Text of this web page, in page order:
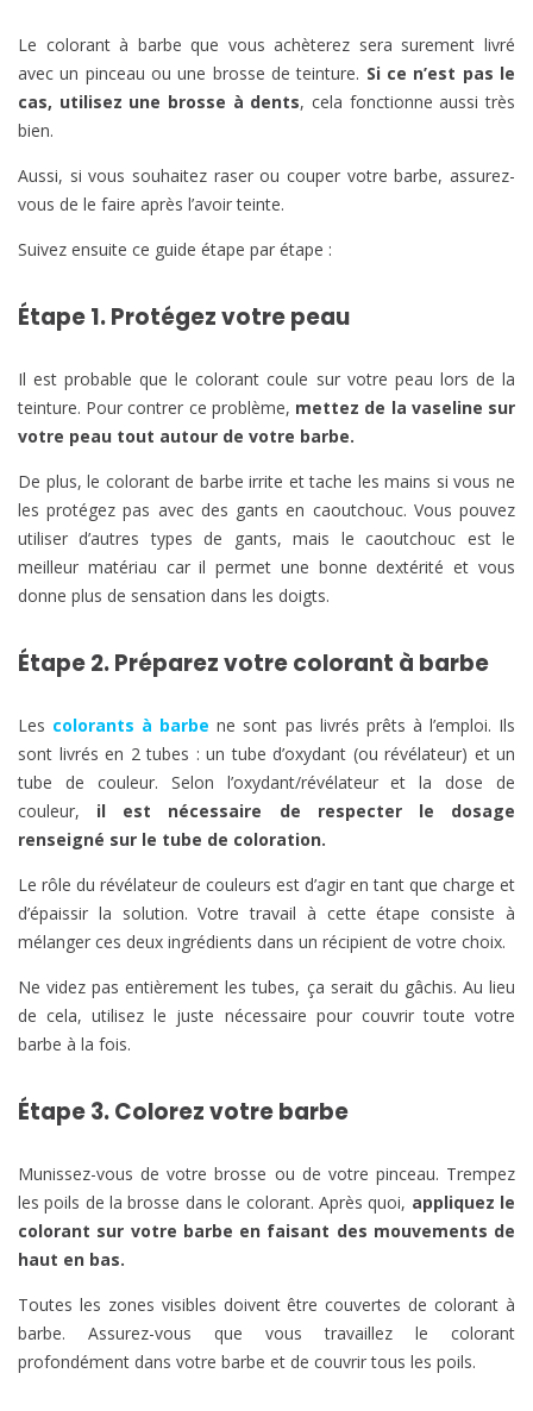
Le colorant à barbe que vous achèterez sera surement livré
avec un pinceau ou une brosse de teinture. Si ce n’est pas le
cas, utilisez une brosse à dents, cela fonctionne aussi très
bien.
Aussi, si vous souhaitez raser ou couper votre barbe, assurez-
vous de le faire après l’avoir teinte.
Suivez ensuite ce guide étape par étape :
Étape 1. Protégez votre peau
Il est probable que le colorant coule sur votre peau lors de la
teinture. Pour contrer ce problème, mettez de la vaseline sur
votre peau tout autour de votre barbe.
De plus, le colorant de barbe irrite et tache les mains si vous ne
les protégez pas avec des gants en caoutchouc. Vous pouvez
utiliser d’autres types de gants, mais le caoutchouc est le
meilleur matériau car il permet une bonne dextérité et vous
donne plus de sensation dans les doigts.
Étape 2. Préparez votre colorant à barbe
Les colorants à barbe ne sont pas livrés prêts à l’emploi. Ils
sont livrés en 2 tubes : un tube d’oxydant (ou révélateur) et un
tube de couleur. Selon l’oxydant/révélateur et la dose de
couleur, il est nécessaire de respecter le dosage
renseigné sur le tube de coloration.
Le rôle du révélateur de couleurs est d’agir en tant que charge et
d’épaissir la solution. Votre travail à cette étape consiste à
mélanger ces deux ingrédients dans un récipient de votre choix.
Ne videz pas entièrement les tubes, ça serait du gâchis. Au lieu
de cela, utilisez le juste nécessaire pour couvrir toute votre
barbe à la fois.
Étape 3. Colorez votre barbe
Munissez-vous de votre brosse ou de votre pinceau. Trempez
les poils de la brosse dans le colorant. Après quoi, appliquez le
colorant sur votre barbe en faisant des mouvements de
haut en bas.
Toutes les zones visibles doivent être couvertes de colorant à
barbe. Assurez-vous que vous travaillez le colorant
profondément dans votre barbe et de couvrir tous les poils.